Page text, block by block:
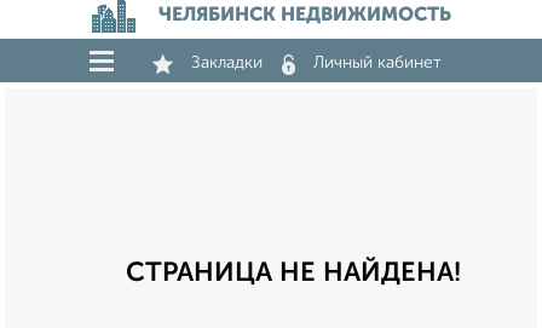
ЧЕЛЯБИНСК НЕДВИЖИМОСТЬ
Закладки Личный кабинет
СТРАНИЦА НЕ НАЙДЕНА!